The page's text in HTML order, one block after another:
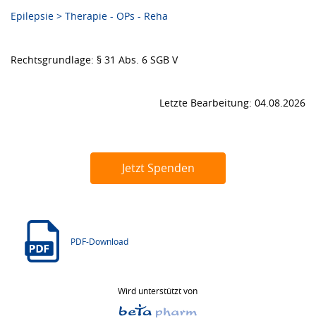
Epilepsie > Therapie - OPs - Reha
Rechtsgrundlage: § 31 Abs. 6 SGB V
Letzte Bearbeitung: 04.08.2026
Jetzt Spenden
PDF-Download
Wird unterstützt von